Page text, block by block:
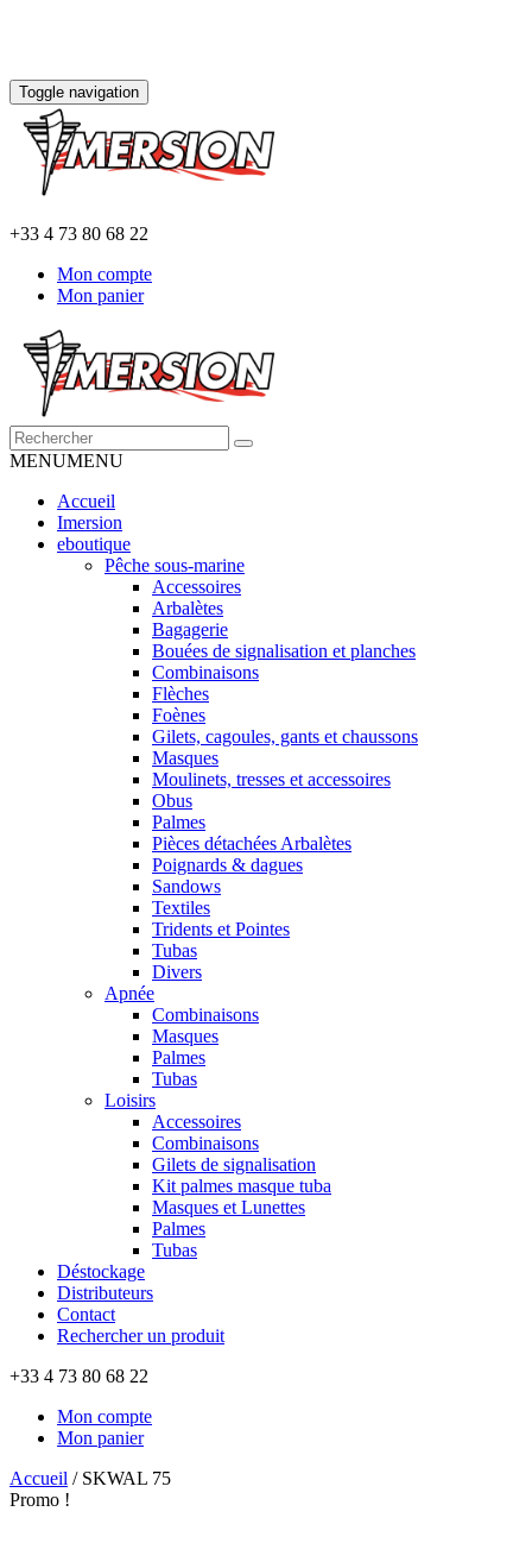
Toggle navigation
+33 4 73 80 68 22
Mon compte
Mon panier
MENUMENU
Accueil
Imersion
eboutique
Pêche sous-marine
Accessoires
Arbalètes
Bagagerie
Bouées de signalisation et planches
Combinaisons
Flèches
Foènes
Gilets, cagoules, gants et chaussons
Masques
Moulinets, tresses et accessoires
Obus
Palmes
Pièces détachées Arbalètes
Poignards & dagues
Sandows
Textiles
Tridents et Pointes
Tubas
Divers
Apnée
Combinaisons
Masques
Palmes
Tubas
Loisirs
Accessoires
Combinaisons
Gilets de signalisation
Kit palmes masque tuba
Masques et Lunettes
Palmes
Tubas
Déstockage
Distributeurs
Contact
Rechercher un produit
+33 4 73 80 68 22
Mon compte
Mon panier
Accueil / SKWAL 75
Promo !